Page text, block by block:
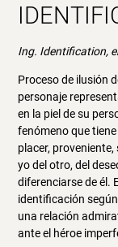
Ing. Identification,
Proceso de ilusión
personaje
en la piel de su
fenómeno que
placer,
yo del otro, del
diferenciarse de él.
identificación
una relación
ante el héroe